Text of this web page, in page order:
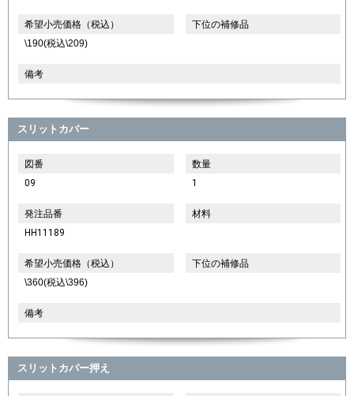
希望小売価格（税込）
\190(税込\209)
下位の補修品
備考
スリットカバー
図番
09
数量
1
発注品番
HH11189
材料
希望小売価格（税込）
\360(税込\396)
下位の補修品
備考
スリットカバー押え